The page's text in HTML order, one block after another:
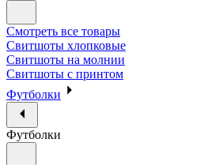
Смотреть все товары
Свитшоты хлопковые
Свитшоты на молнии
Свитшоты с принтом
Футболки
Футболки